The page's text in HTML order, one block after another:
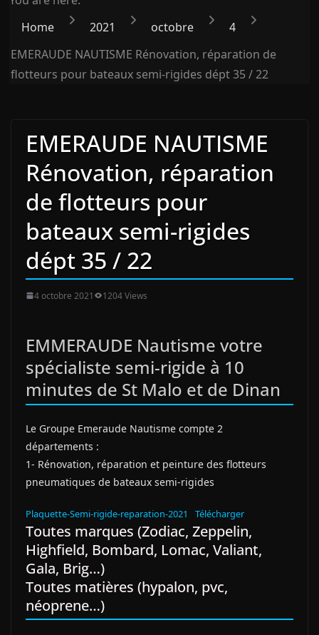
Home
2021 octobre
4
EMERAUDE NAUTISME Rénovation, réparation de
flotteurs pour bateaux semi-rigides dépt 35 / 22
EMERAUDE NAUTISME
Rénovation, réparation
de flotteurs pour
bateaux semi-rigides
dépt 35 / 22
4 octobre 2021 1204 Views
EMMERAUDE Nautisme votre
spécialiste semi-rigide à 10
minutes de St Malo et de Dinan
Le Groupe Emeraude Nautisme compte 2
départements :
1- Rénovation, réparation et peinture des flotteurs
pneumatiques de bateaux semi-rigides
Plaquette-Semi-rigide-reparation-2021 Télécharger
Toutes marques (Zodiac, Zeppelin,
Highfield, Bombard, Lomac, Valiant,
Gala, Brig…)
Toutes matières (hypalon, pvc,
néoprene…)